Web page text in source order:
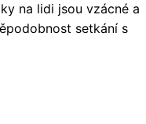
na lidi jsou vzácné a
setkání s